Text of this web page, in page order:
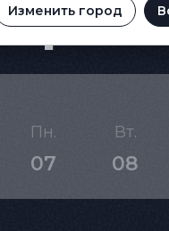
Изменить город
Пн.
07
Вт.
08